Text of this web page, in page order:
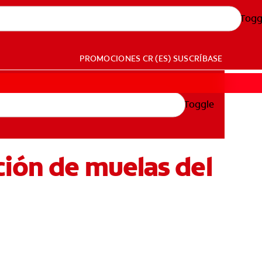
PROMOCIONES CR (ES) SUSCRÍBASE
Toggle
de muelas del